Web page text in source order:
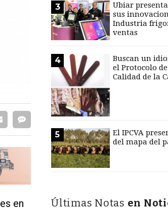
en
3
Ubiar
sus
Industria
ventas
4
Buscan un
el Protocolo
Calidad de la
5
El IPCVA
del mapa del
Últimas Notas en